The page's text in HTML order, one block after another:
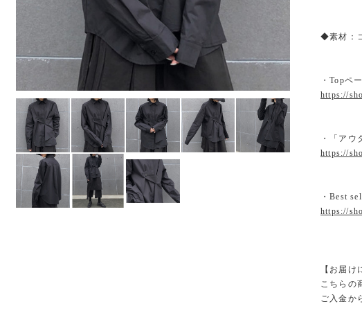
◆素材：
・Topペ
https://
・「アウ
https://
・Best
https://
【お届け
こちらの
ご入金か